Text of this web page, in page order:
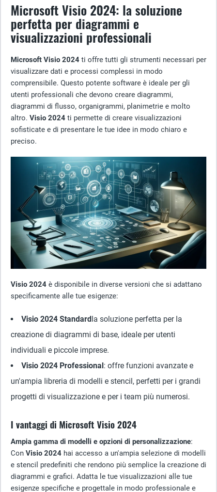
Microsoft Visio 2024: la soluzione
perfetta per diagrammi e
visualizzazioni professionali
Microsoft Visio 2024 ti offre tutti gli strumenti necessari per
visualizzare dati e processi complessi in modo
comprensibile. Questo potente software è ideale per gli
utenti professionali che devono creare diagrammi,
diagrammi di flusso, organigrammi, planimetrie e molto
altro. Visio 2024 ti permette di creare visualizzazioni
sofisticate e di presentare le tue idee in modo chiaro e
preciso.
Visio 2024 è disponibile in diverse versioni che si adattano
specificamente alle tue esigenze:
Visio 2024 Standardla soluzione perfetta per la
creazione di diagrammi di base, ideale per utenti
individuali e piccole imprese.
Visio 2024 Professional: offre funzioni avanzate e
un'ampia libreria di modelli e stencil, perfetti per i grandi
progetti di visualizzazione e per i team più numerosi.
I vantaggi di Microsoft Visio 2024
Ampia gamma di modelli e opzioni di personalizzazione:
Con Visio 2024 hai accesso a un'ampia selezione di modelli
e stencil predefiniti che rendono più semplice la creazione di
diagrammi e grafici. Adatta le tue visualizzazioni alle tue
esigenze specifiche e progettale in modo professionale e